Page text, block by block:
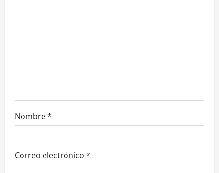
Nombre*
Correo electrónico *